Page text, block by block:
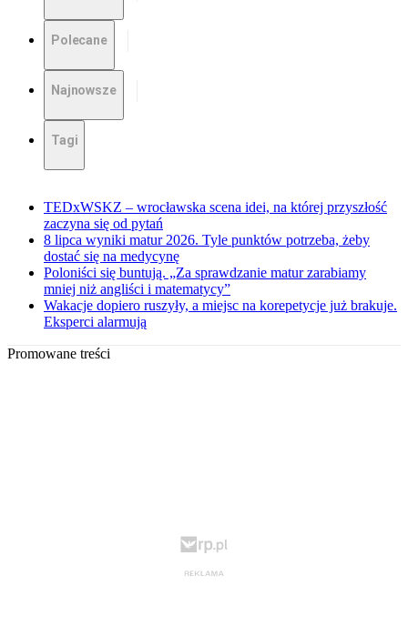
Polecane
Najnowsze
Tagi
TEDxWSKZ – wrocławska scena idei, na której przyszłość
zaczyna się od pytań
8 lipca wyniki matur 2026. Tyle punktów potrzeba, żeby
dostać się na medycynę
Poloniści się buntują. „Za sprawdzanie matur zarabiamy
mniej niż angliści i matematycy”
Wakacje dopiero ruszyły, a miejsc na korepetycje już brakuje.
Eksperci alarmują
Promowane treści